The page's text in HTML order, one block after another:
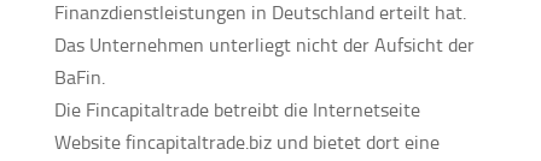
Finanzdienstleistungen in Deutschland erteilt hat.
Das Unternehmen unterliegt nicht der Aufsicht der
BaFin.
Die Fincapitaltrade betreibt die Internetseite
Website fincapitaltrade.biz und bietet dort eine